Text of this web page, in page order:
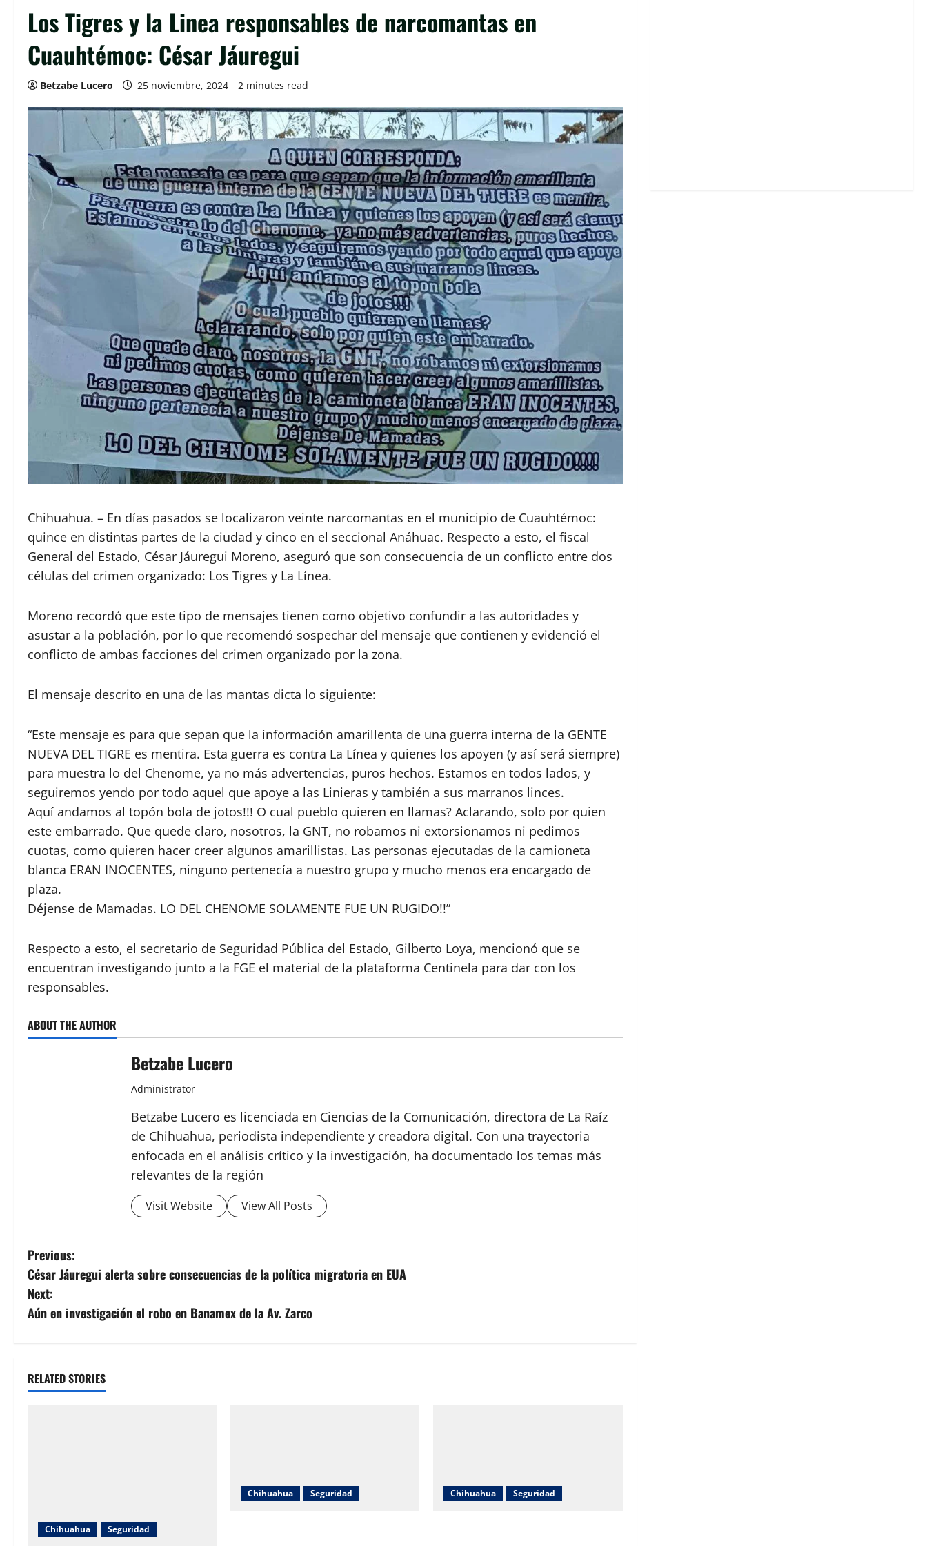
Los Tigres y la Linea responsables de narcomantas en
Cuauhtémoc: César Jáuregui
Betzabe Lucero 25 noviembre, 2024 2 minutes read
Chihuahua. – En días pasados se localizaron veinte narcomantas en el municipio de Cuauhtémoc:
quince en distintas partes de la ciudad y cinco en el seccional Anáhuac. Respecto a esto, el fiscal
General del Estado, César Jáuregui Moreno, aseguró que son consecuencia de un conflicto entre dos
células del crimen organizado: Los Tigres y La Línea.
Moreno recordó que este tipo de mensajes tienen como objetivo confundir a las autoridades y
asustar a la población, por lo que recomendó sospechar del mensaje que contienen y evidenció el
conflicto de ambas facciones del crimen organizado por la zona.
El mensaje descrito en una de las mantas dicta lo siguiente:
“Este mensaje es para que sepan que la información amarillenta de una guerra interna de la GENTE
NUEVA DEL TIGRE es mentira. Esta guerra es contra La Línea y quienes los apoyen (y así será siempre)
para muestra lo del Chenome, ya no más advertencias, puros hechos. Estamos en todos lados, y
seguiremos yendo por todo aquel que apoye a las Linieras y también a sus marranos linces.
Aquí andamos al topón bola de jotos!!! O cual pueblo quieren en llamas? Aclarando, solo por quien
este embarrado. Que quede claro, nosotros, la GNT, no robamos ni extorsionamos ni pedimos
cuotas, como quieren hacer creer algunos amarillistas. Las personas ejecutadas de la camioneta
blanca ERAN INOCENTES, ninguno pertenecía a nuestro grupo y mucho menos era encargado de
plaza.
Déjense de Mamadas. LO DEL CHENOME SOLAMENTE FUE UN RUGIDO!!”
Respecto a esto, el secretario de Seguridad Pública del Estado, Gilberto Loya, mencionó que se
encuentran investigando junto a la FGE el material de la plataforma Centinela para dar con los
responsables.
ABOUT THE AUTHOR
Betzabe Lucero
Administrator
Betzabe Lucero es licenciada en Ciencias de la Comunicación, directora de La Raíz
de Chihuahua, periodista independiente y creadora digital. Con una trayectoria
enfocada en el análisis crítico y la investigación, ha documentado los temas más
relevantes de la región
Visit Website View All Posts
P
o
s
n
Previous:
César Jáuregui alerta sobre consecuencias de la política migratoria en EUA
Next:
Aún en investigación el robo en Banamex de la Av. Zarco
RELATED STORIES
Chihuahua Seguridad
Chihuahua Seguridad Chihuahua Seguridad